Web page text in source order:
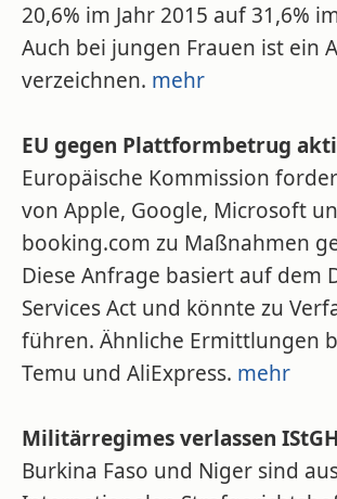
20,6% im Jahr 2015 auf 31,6%
Auch bei jungen Frauen ist ein
verzeichnen. mehr
EU gegen Plattformbetrug
Europäische Kommission
von Apple, Google, Microsoft
booking.com zu Maßnahmen
Diese Anfrage basiert auf dem
Services Act und könnte zu
führen. Ähnliche Ermittlungen
Temu und AliExpress. mehr
Militärregimes verlassen IStGH
Burkina Faso und Niger sind